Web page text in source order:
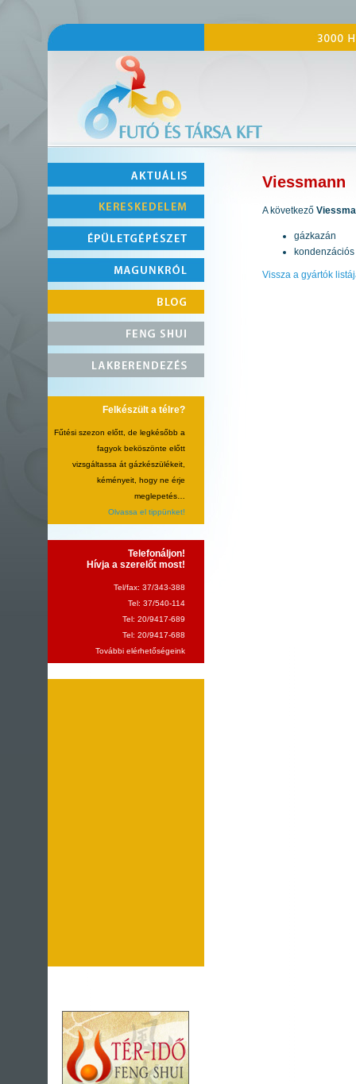
Felkészült a télre?
Fűtési szezon előtt, de legkésőbb a
fagyok beköszönte előtt
vizsgáltassa át gázkészülékeit,
kéményeit, hogy ne érje
meglepetés…
Olvassa el tippünket!
Telefonáljon!
Hívja a szerelőt most!
Tel/fax: 37/343-388
Tel: 37/540-114
Tel: 20/9417-689
Tel: 20/9417-688
További elérhetőségeink
Viessmann
A következő
gázkazán
Vissza a gyártók